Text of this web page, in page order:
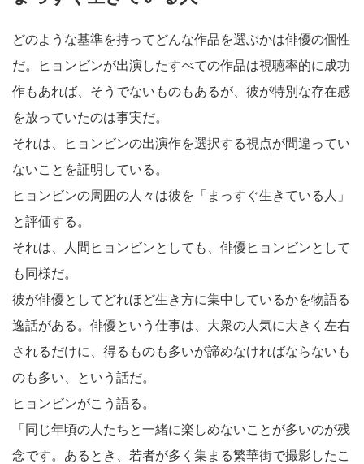
どのような基準を持ってどんな作品を選ぶかは俳優の個性
だ。ヒョンビンが出演したすべての作品は視聴率的に成功
作もあれば、そうでないものもあるが、彼が特別な存在感
を放っていたのは事実だ。
それは、ヒョンビンの出演作を選択する視点が間違ってい
ないことを証明している。
ヒョンビンの周囲の人々は彼を「まっすぐ生きている人」
と評価する。
それは、人間ヒョンビンとしても、俳優ヒョンビンとして
も同様だ。
彼が俳優としてどれほど生き方に集中しているかを物語る
逸話がある。俳優という仕事は、大衆の人気に大きく左右
されるだけに、得るものも多いが諦めなければならないも
のも多い、という話だ。
ヒョンビンがこう語る。
「同じ年頃の人たちと一緒に楽しめないことが多いのが残
念です。あるとき、若者が多く集まる繁華街で撮影したこ